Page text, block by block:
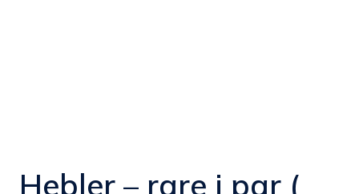
Hebler – rare i par (